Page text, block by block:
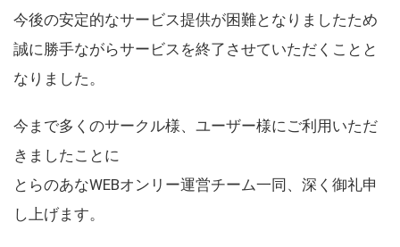
今後の安定的なサービス提供が困難となりましたため
誠に勝手ながらサービスを終了させていただくことと
なりました。
今まで多くのサークル様、ユーザー様にご利用いただ
きましたことに
とらのあなWEBオンリー運営チーム一同、深く御礼申
し上げます。